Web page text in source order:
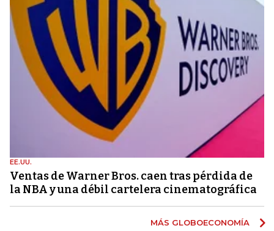
EE.UU.
Ventas de Warner Bros. caen tras pérdida de
la NBA y una débil cartelera cinematográfica
MÁS GLOBOECONOMÍA